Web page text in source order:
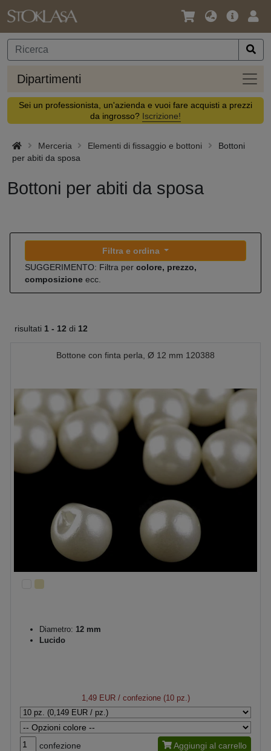
Lingua
Valuta
Offerta
Dipartimenti
Sei un professionista, un'azienda e vuoi fare acquisti a prezzi
da ingrosso? Iscrizione!
Merceria Elementi di fissaggio e bottoni
Bottoni
per abiti da sposa
Bottoni per abiti da sposa
Filtra e ordina
SUGGERIMENTO: Filtra per colore, prezzo,
composizione ecc.
risultati 1 - 12 di 12
Bottone con finta perla, Ø 12 mm 120388
Diametro: 12 mm
Lucido
1,49 EUR/ confezione (10 pz.)
confezione Aggiungi al carrello